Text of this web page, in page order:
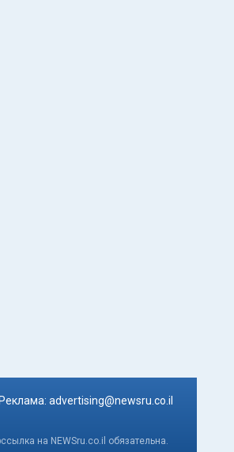
Реклама: advertising@newsru.co.il
на NEWSru.co.il обязательна.